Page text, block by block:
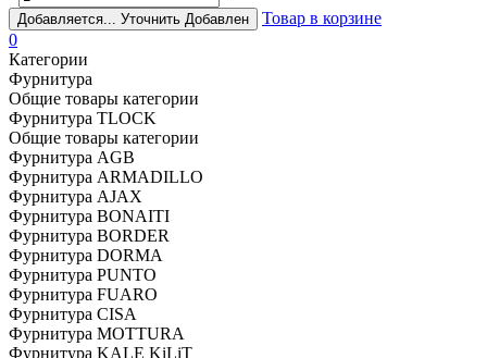
Добавляется... Уточнить Добавлен
Товар в корзине
0
Категории
Фурнитура
Общие товары категории
Фурнитура TLOCK
Общие товары категории
Фурнитура AGB
Фурнитура ARMADILLO
Фурнитура AJAX
Фурнитура BONAITI
Фурнитура BORDER
Фурнитура DORMA
Фурнитура PUNTO
Фурнитура FUARO
Фурнитура CISA
Фурнитура MOTTURA
Фурнитура KALE KiLiT